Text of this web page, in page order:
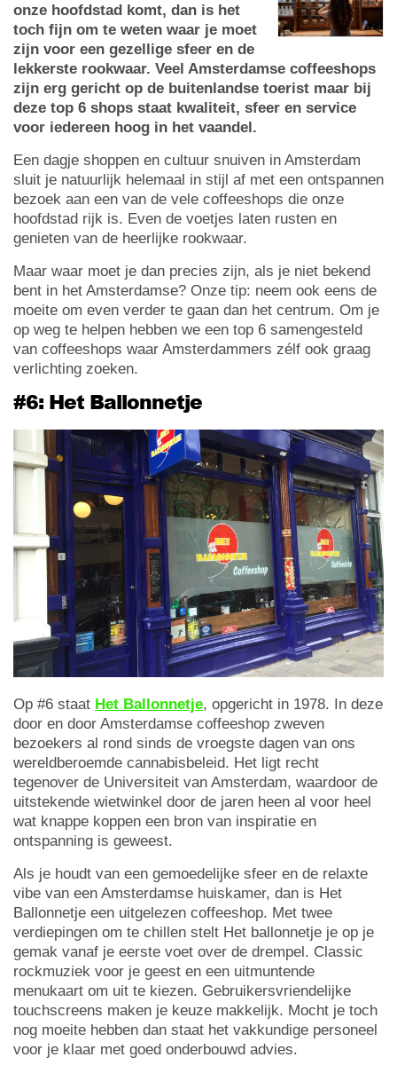
onze hoofdstad komt, dan is het
toch fijn om te weten waar je moet
zijn voor een gezellige sfeer en de
lekkerste rookwaar. Veel Amsterdamse coffeeshops
zijn erg gericht op de buitenlandse toerist maar bij
deze top 6 shops staat kwaliteit, sfeer en service
voor iedereen hoog in het vaandel.
Een dagje shoppen en cultuur snuiven in Amsterdam
sluit je natuurlijk helemaal in stijl af met een ontspannen
bezoek aan een van de vele coffeeshops die onze
hoofdstad rijk is. Even de voetjes laten rusten en
genieten van de heerlijke rookwaar.
Maar waar moet je dan precies zijn, als je niet bekend
bent in het Amsterdamse? Onze tip: neem ook eens de
moeite om even verder te gaan dan het centrum. Om je
op weg te helpen hebben we een top 6 samengesteld
van coffeeshops waar Amsterdammers zélf ook graag
verlichting zoeken.
#6: Het Ballonnetje
Op #6 staat Het Ballonnetje, opgericht in 1978. In deze
door en door Amsterdamse coffeeshop zweven
bezoekers al rond sinds de vroegste dagen van ons
wereldberoemde cannabisbeleid. Het ligt recht
tegenover de Universiteit van Amsterdam, waardoor de
uitstekende wietwinkel door de jaren heen al voor heel
wat knappe koppen een bron van inspiratie en
ontspanning is geweest.
Als je houdt van een gemoedelijke sfeer en de relaxte
vibe van een Amsterdamse huiskamer, dan is Het
Ballonnetje een uitgelezen coffeeshop. Met twee
verdiepingen om te chillen stelt Het ballonnetje je op je
gemak vanaf je eerste voet over de drempel. Classic
rockmuziek voor je geest en een uitmuntende
menukaart om uit te kiezen. Gebruikersvriendelijke
touchscreens maken je keuze makkelijk. Mocht je toch
nog moeite hebben dan staat het vakkundige personeel
voor je klaar met goed onderbouwd advies.